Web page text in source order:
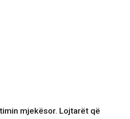
mjekësor. Lojtarët që